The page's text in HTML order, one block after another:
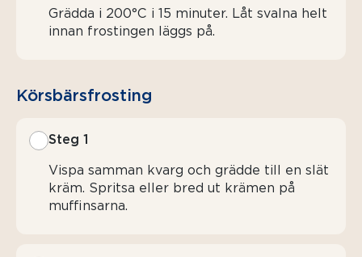
Grädda i 200°C i 15 minuter. Låt svalna helt
innan frostingen läggs på.
Körsbärsf­rosting
Steg 1
Vispa samman kvarg och grädde till en slät
kräm. Spritsa eller bred ut krämen på
muffinsarna.